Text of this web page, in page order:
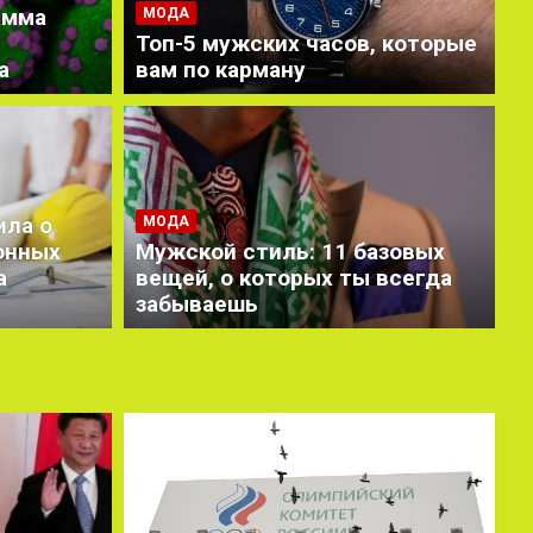
построят новую
международной
о
МОДА
Топ-5 мужских часов, которые
вам по карману
МОДА
Мужской стиль: 11 базовых
вещей, о которых ты всегда
забываешь